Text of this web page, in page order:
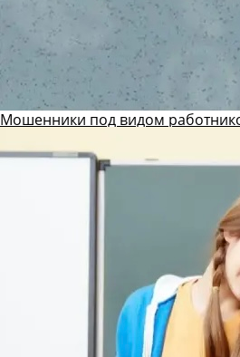
Мошенники под видом